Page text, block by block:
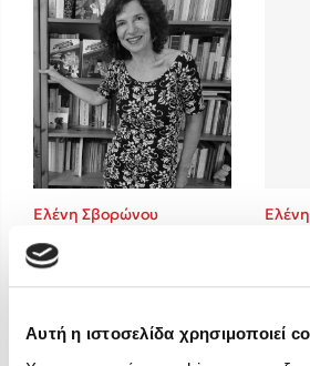
Αυτή η ιστοσελίδα χρησιμοποιεί
Lucinda Riley
Mimi Matthews
Benzamin Bécue
Rebecca Yarros
Teo Benedetti
Τζένη Κουτσοδημητροπούλου
Ali Hazelwood
Cori Doerrfeld
Pierdomenico Baccalario
Δανάη Ιμπραχήμ
Ελένη Σβορώνου